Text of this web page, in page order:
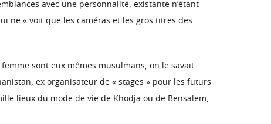
avec une personnalité, existante n’étant
ne « voit que les caméras et les gros titres des
sont eux mêmes musulmans, on le savait
ex organisateur de « stages » pour les futurs
lieux du mode de vie de Khodja ou de Bensalem,